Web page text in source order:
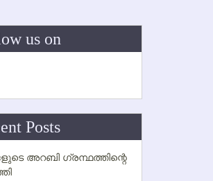
us on
Posts
അറബി ഗ്രന്ഥത്തിന്റെ